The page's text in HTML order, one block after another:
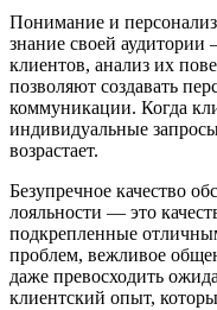
Понимание и
знание своей
клиентов, анализ их
позволяют создавать
коммуникации. Когда
индивидуальные
возрастает.
Безупречное качество
лояльности — это
подкрепленные
проблем, вежливое
даже превосходить
клиентский опыт,